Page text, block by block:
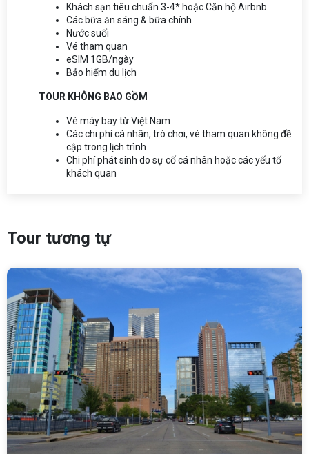
Khách sạn tiêu chuẩn 3-4* hoặc Căn hộ Airbnb
Các bữa ăn sáng & bữa chính
Nước suối
Vé tham quan
eSIM 1GB/ngày
Bảo hiểm du lịch
TOUR KHÔNG BAO GỒM
Vé máy bay từ Việt Nam
Các chi phí cá nhân, trò chơi, vé tham quan không đề
cập trong lịch trình
Chi phí phát sinh do sự cố cá nhân hoặc các yếu tố
khách quan
Tour tương tự